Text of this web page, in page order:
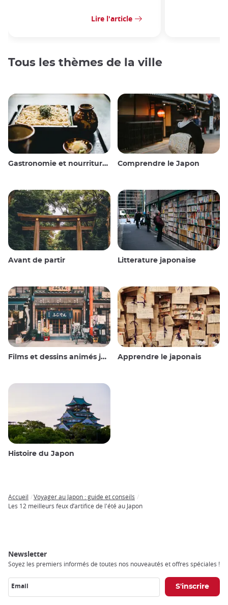
Lire l'article
Tous les thèmes de la ville
Gastronomie et nourriture japonaise Comprendre le Japon
Avant de partir Litterature japonaise
Films et dessins animés japonais Apprendre le japonais
Histoire du Japon
Breadcrumb
Accueil
Voyager au Japon : guide et conseils
Les 12 meilleurs feux d’artifice de l'été au Japon
Newsletter
Soyez les premiers informés de toutes nos nouveautés et offres spéciales !
Email